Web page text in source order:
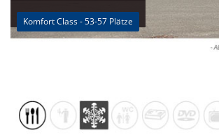
Komfort Class - 53-57 Plätze